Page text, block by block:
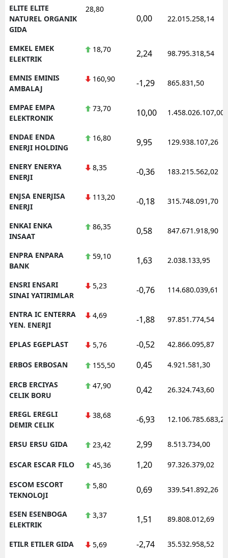
ELITE ELITE
NATUREL ORGANIK
GIDA
28,80
0,00 22.015.258,14
EMKEL EMEK
ELEKTRIK
18,70 2,24 98.795.318,54
EMNIS EMINIS
AMBALAJ
160,90 -1,29 865.831,50
EMPAE EMPA
ELEKTRONIK
73,70 10,00 1.458.026.107,00
ENDAE ENDA
ENERJI HOLDING
16,80 9,95 129.938.107,26
ENERY ENERYA
ENERJI
8,35 -0,36 183.215.562,02
ENJSA ENERJISA
ENERJI
113,20 -0,18 315.748.091,70
ENKAI ENKA
INSAAT
86,35 0,58 847.671.918,90
ENPRA ENPARA
BANK
59,10 1,63 2.038.133,95
ENSRI ENSARI
SINAI YATIRIMLAR
5,23 -0,76 114.680.039,61
ENTRA IC ENTERRA
YEN. ENERJI
4,69 -1,88 97.851.774,54
EPLAS EGEPLAST 5,76 -0,52 42.866.095,87
ERBOS ERBOSAN 155,50 0,45 4.921.581,30
ERCB ERCIYAS
CELIK BORU
47,90 0,42 26.324.743,60
EREGL EREGLI
DEMIR CELIK
38,68 -6,93 12.106.785.683,20
ERSU ERSU GIDA 23,42 2,99 8.513.734,00
ESCAR ESCAR FILO 45,36 1,20 97.326.379,02
ESCOM ESCORT
TEKNOLOJI
5,80 0,69 339.541.892,26
ESEN ESENBOGA
ELEKTRIK
3,37 1,51 89.808.012,69
ETILR ETILER GIDA 5,69 -2,74 35.532.958,52